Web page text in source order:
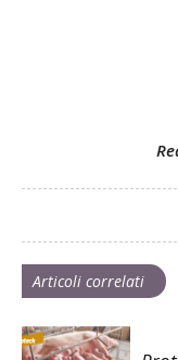
Articoli correlati